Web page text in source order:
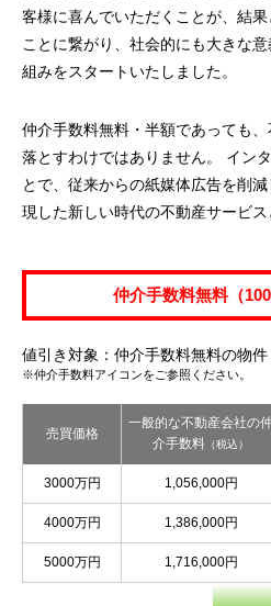
客様に喜んでいただくことが、結
ことに繋がり、社会的にも大きな
組みをスタートいたしました。
仲介手数料無料・半額であっても
落とすわけではありません。 イン
とで、従来からの紙媒体広告を削
現した新しい時代の不動産サービス
仲介手数料無料（100
値引き対象：仲介手数料無料の物件
※仲介手数料アイコンをご参照ください。
売買価格
一般的な不動産会社の仲
介手数料 （税込）
3000万円 1,056,000円
4000万円 1,386,000円
5000万円 1,716,000円